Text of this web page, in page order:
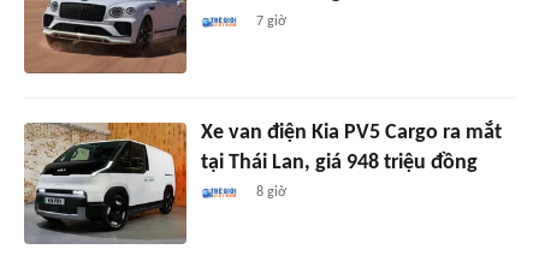
7 giờ
Xe van điện Kia PV5 Cargo ra mắt
tại Thái Lan, giá 948 triệu đồng
8 giờ